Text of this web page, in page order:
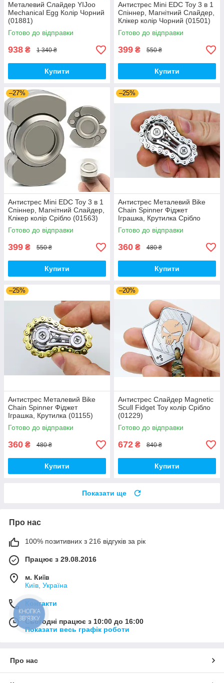
Металевий Слайдер YIJoo
Mechanical Egg Колір Чорний
(01881)
Готово до відправки
938 ₴ 1 340 ₴
Купити
Антистрес Mini EDC Toy 3 в 1
Спіннер, Магнітний Слайдер,
Клікер колір Чорний (01501)
Готово до відправки
399 ₴ 550 ₴
Купити
–27%
Антистрес Mini EDC Toy 3 в 1
Спіннер, Магнітний Слайдер,
Клікер колір Срібло (01563)
Готово до відправки
399 ₴ 550 ₴
Купити
–25%
Антистрес Металевий Bike
Chain Spinner Фіджет
Іграшка, Крутилка Срібло
(01154)
Готово до відправки
360 ₴ 480 ₴
Купити
–25%
Антистрес Металевий Bike
Chain Spinner Фіджет
Іграшка, Крутилка (01155)
Готово до відправки
360 ₴ 480 ₴
Купити
–20%
Антистрес Слайдер Magnetic
Scull Fidget Toy колір Срібло
(01229)
Готово до відправки
672 ₴ 840 ₴
Купити
Показати ще
Про нас
100% позитивних з 216 відгуків за рік
Працює з 29.08.2016
м. Київ
Київ, Україна
Контакти
Сьогодні працює з 10:00 до 16:00
Показати весь графік роботи
Про нас
КНОПКА
ЗВ'ЯЗКУ